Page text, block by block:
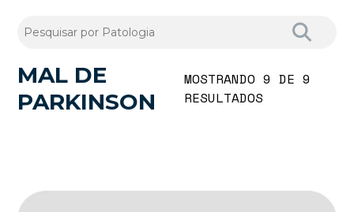
MAL DE
PARKINSON
MOSTRANDO 9 DE 9
RESULTADOS